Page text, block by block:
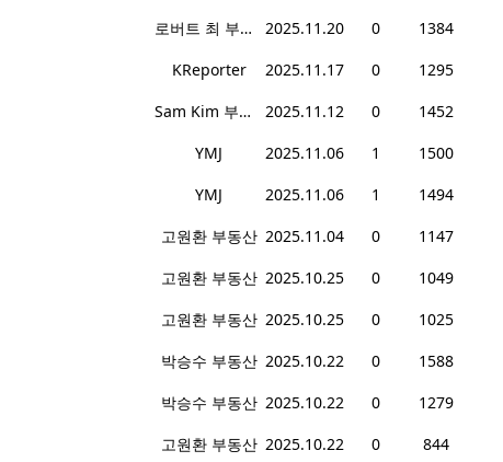
로버트 최 부동산 2025.11.20 0
1384
KReporter 2025.11.17 0
1295
Sam Kim 부동산 2025.11.12 0
1452
YMJ 2025.11.06 1
1500
YMJ 2025.11.06 1
1494
고원환 부동산 2025.11.04 0
1147
고원환 부동산 2025.10.25 0
1049
고원환 부동산 2025.10.25 0
1025
박승수 부동산 2025.10.22 0
1588
박승수 부동산 2025.10.22 0
1279
고원환 부동산 2025.10.22 0
844